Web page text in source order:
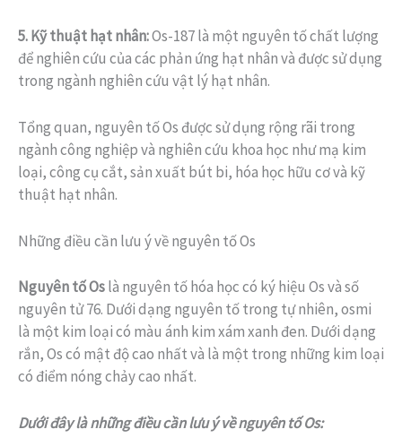
5. Kỹ thuật hạt nhân:Os-187 là một nguyên tố chất lượng
để nghiên cứu của các phản ứng hạt nhân và được sử dụng
trong ngành nghiên cứu vật lý hạt nhân.
Tổng quan, nguyên tố Os được sử dụng rộng rãi trong
ngành công nghiệp và nghiên cứu khoa học như mạ kim
loại, công cụ cắt, sản xuất bút bi, hóa học hữu cơ và kỹ
thuật hạt nhân.
Những điều cần lưu ý về nguyên tố Os
Nguyên tố Oslà nguyên tố hóa học có ký hiệu Os và số
nguyên tử 76. Dưới dạng nguyên tố trong tự nhiên, osmi
là một kim loại có màu ánh kim xám xanh đen. Dưới dạng
rắn, Os có mật độ cao nhất và là một trong những kim loại
có điểm nóng chảy cao nhất.
Dưới đây là những điều cần lưu ý về nguyên tố Os: